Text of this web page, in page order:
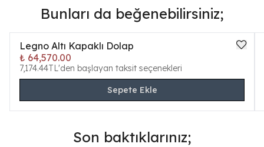
Bunları da beğenebilirsiniz;
Legno Altı Kapaklı Dolap
₺ 64,570.00
7,174.44TL'den başlayan taksit seçenekleri
Sepete Ekle
Son baktıklarınız;